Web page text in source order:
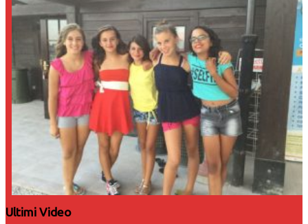
Ultimi Video